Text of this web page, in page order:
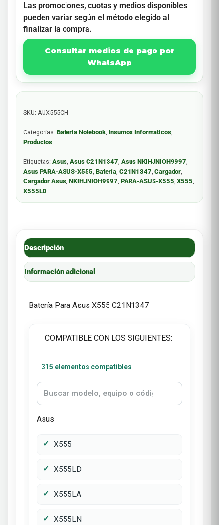
Las promociones, cuotas y medios disponibles
pueden variar según el método elegido al
finalizar la compra.
Consultar medios de pago por
WhatsApp
SKU: AUX555CH
Categorías: Bateria Notebook, Insumos Informaticos,
Productos
Etiquetas: Asus, Asus C21N1347, Asus NKIHJNIOH9997,
Asus PARA-ASUS-X555, Batería, C21N1347, Cargador,
Cargador Asus, NKIHJNIOH9997, PARA-ASUS-X555, X555,
X555LD
Descripción
Información adicional
Batería Para Asus X555 C21N1347
COMPATIBLE CON LOS SIGUIENTES:
315 elementos compatibles
Asus
X555
X555LD
X555LA
X555LN